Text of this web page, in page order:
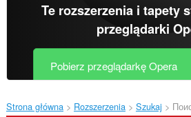
Te rozszerzenia i tapety
przeglądarki
Pobierz przeglądarkę Opera
Strona główna Rozszerzenia Szukaj